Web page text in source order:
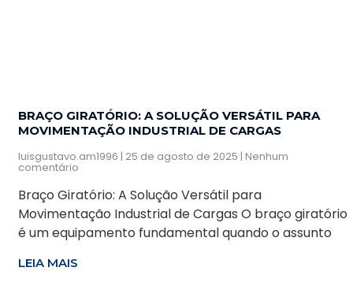
BRAÇO GIRATÓRIO: A SOLUÇÃO VERSÁTIL PARA
MOVIMENTAÇÃO INDUSTRIAL DE CARGAS
luisgustavo.am1996 25 de agosto de 2025 Nenhum
comentário
Braço Giratório: A Solução Versátil para
Movimentação Industrial de Cargas O braço giratório
é um equipamento fundamental quando o assunto
LEIA MAIS